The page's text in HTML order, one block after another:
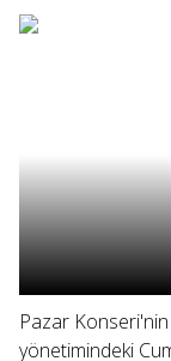
Pazar
yönetimindeki